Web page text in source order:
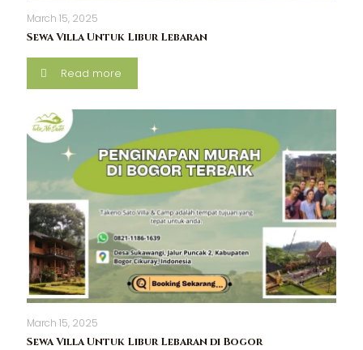
March 15, 2025
Sewa Villa Untuk Libur Lebaran
Read more
March 15, 2025
Sewa Villa Untuk Libur Lebaran di Bogor